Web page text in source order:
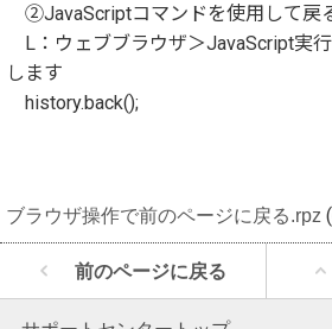
②JavaScriptコマンドを使用して戻
L：ウェブブラウザ＞JavaScript実
します
history.back();
ブラウザ操作で前のページに戻る.rpz
前のページに戻る